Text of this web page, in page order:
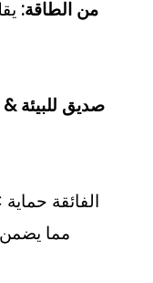
توفر تقنية COB 30% من الطاقة:
صديق للبيئة